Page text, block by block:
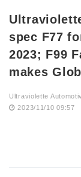
spec F77
2023; F99
makes
Ultraviolette
2023/11/10 09:57